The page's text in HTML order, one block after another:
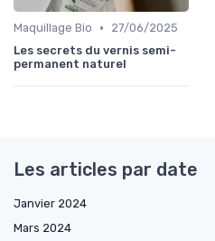
Maquillage Bio •
27/06/2025
Les secrets du vernis semi-
permanent naturel
Les articles par date
Janvier 2024
Mars 2024